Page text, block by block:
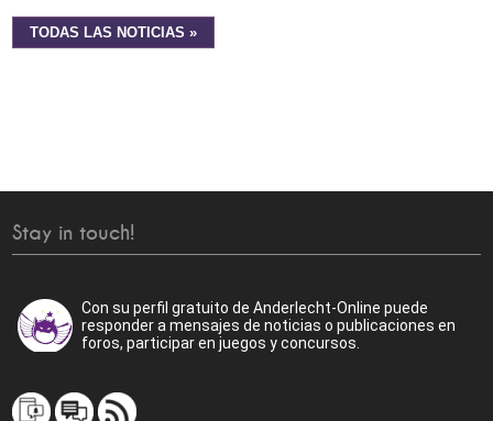
TODAS LAS NOTICIAS »
Stay in touch!
Con su perfil gratuito de Anderlecht-Online puede
responder a mensajes de noticias o publicaciones en
foros, participar en juegos y concursos.